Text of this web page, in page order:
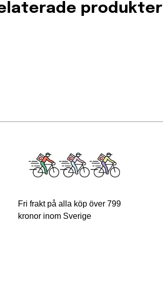
produkter
Fri frakt på alla köp över 799
kronor inom Sverige